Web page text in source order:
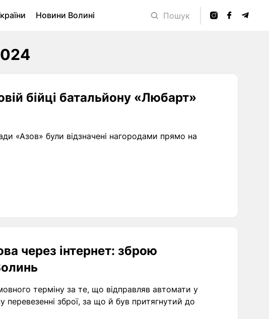
Новини Волині
Пошук
бійці батальйону «Любарт»
«Азов» були відзначені нагородами прямо на
через інтернет: зброю
терміну за те, що відправляв автомати у
перевезенні зброї, за що й був притягнутий до